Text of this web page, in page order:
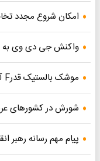
امکان شروع مجدد
واکنش جی دی وی به
موشک بالستیک قدرF آمریکا را بیچاره کرد
شورش در کشورهای
پیام مهم رسانه رهبر